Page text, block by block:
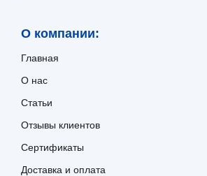
О компании:
Главная
О нас
Статьи
Отзывы клиентов
Сертификаты
Доставка и оплата